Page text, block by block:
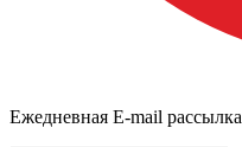
Ежедневная E-mail рассылка